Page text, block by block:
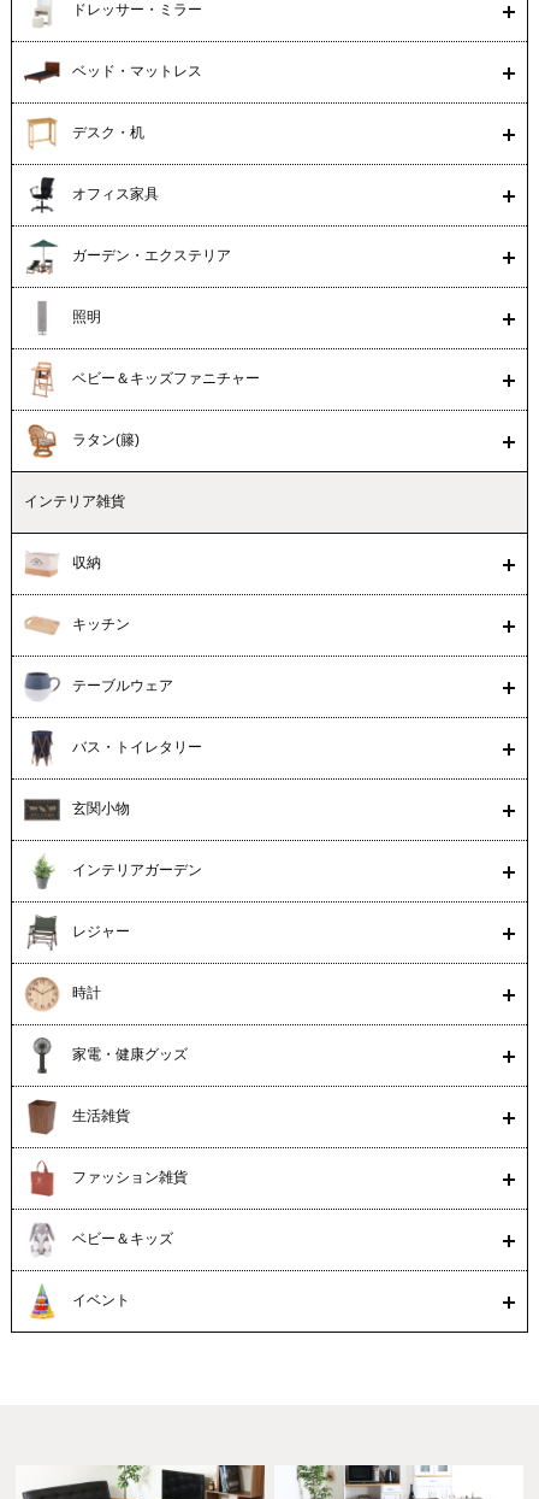
ドレッサー・ミラー
ベッド・マットレス
デスク・机
オフィス家具
ガーデン・エクステリア
照明
ベビー＆キッズファニチャー
ラタン(籐)
インテリア雑貨
収納
キッチン
テーブルウェア
バス・トイレタリー
玄関小物
インテリアガーデン
レジャー
時計
家電・健康グッズ
生活雑貨
ファッション雑貨
ベビー＆キッズ
イベント